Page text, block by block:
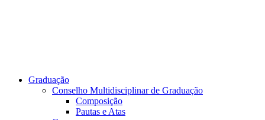
Graduação
Conselho Multidisciplinar de Graduação
Composição
Pautas e Atas